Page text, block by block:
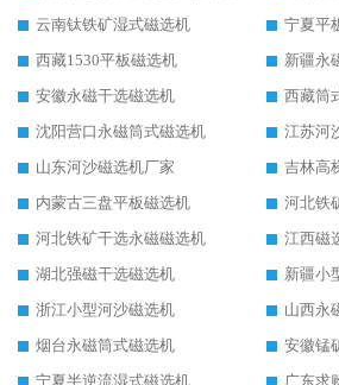
云南钛铁矿湿式磁选机
宁夏平
西藏1530平板磁选机
新疆永
安徽永磁干选磁选机
沈阳营口永磁筒式磁选机
江苏河
山东河沙磁选机厂家
吉林高
内蒙古三盘平板磁选机
河北铁
河北铁矿干选永磁磁选机
江西磁
湖北强磁干选磁选机
新疆小
浙江小型河沙磁选机
山西永
烟台永磁筒式磁选机
安徽锰
宁夏半逆流湿式磁选机
广东求